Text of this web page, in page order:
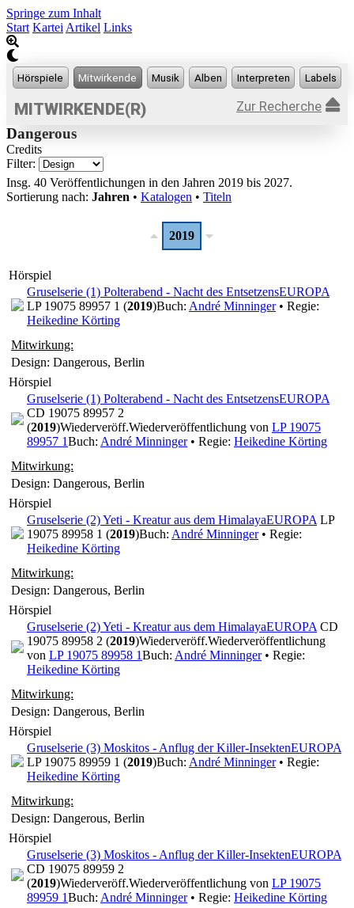
Springe zum Inhalt
Start Kartei Artikel Links
MITWIRKENDE(R) Zur Recherche
Dangerous
Credits
Filter:
Insg. 40 Veröffentlichungen in den Jahren 2019 bis 2027.
Sortierung nach: Jahren • Katalogen • Titeln
2019
Hörspiel
Gruselserie (1) Polterabend - Nacht des EntsetzensEUROPA
LP 19075 89957 1 (2019)Buch: André Minninger• Regie:
Heikedine Körting
Mitwirkung:
Design: Dangerous, Berlin
Hörspiel
Gruselserie (1) Polterabend - Nacht des EntsetzensEUROPA
CD 19075 89957 2
(2019)Wiederveröff.Wiederveröffentlichung von LP 19075
89957 1Buch: André Minninger• Regie: Heikedine Körting
Mitwirkung:
Design: Dangerous, Berlin
Hörspiel
Gruselserie (2) Yeti - Kreatur aus dem HimalayaEUROPA LP
19075 89958 1 (2019)Buch: André Minninger• Regie:
Heikedine Körting
Mitwirkung:
Design: Dangerous, Berlin
Hörspiel
Gruselserie (2) Yeti - Kreatur aus dem HimalayaEUROPA CD
19075 89958 2 (2019)Wiederveröff.Wiederveröffentlichung
von LP 19075 89958 1Buch: André Minninger• Regie:
Heikedine Körting
Mitwirkung:
Design: Dangerous, Berlin
Hörspiel
Gruselserie (3) Moskitos - Anflug der Killer-InsektenEUROPA
LP 19075 89959 1 (2019)Buch: André Minninger• Regie:
Heikedine Körting
Mitwirkung:
Design: Dangerous, Berlin
Hörspiel
Gruselserie (3) Moskitos - Anflug der Killer-InsektenEUROPA
CD 19075 89959 2
(2019)Wiederveröff.Wiederveröffentlichung von LP 19075
89959 1Buch: André Minninger• Regie: Heikedine Körting